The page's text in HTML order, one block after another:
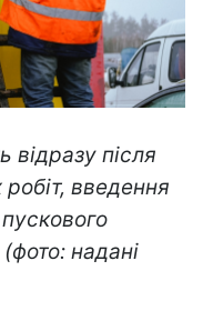
відразу після
введення
(фото: надані